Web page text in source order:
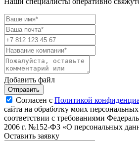
Добавить файл
Отправить
Согласен с Политикой
сайта на обработку моих
соответствии с требованиями
2006 г. №152-ФЗ «О персональных
Оставить заявку